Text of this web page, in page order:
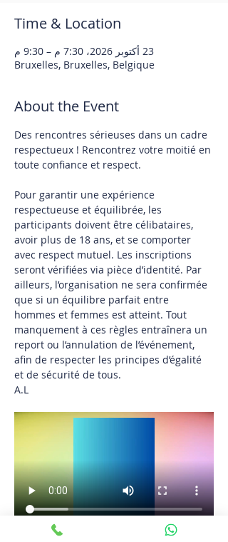
Time & Location
23 أكتوبر 2026، 7:30 م – 9:30 م
Bruxelles, Bruxelles, Belgique
About the Event
Des rencontres sérieuses dans un cadre
respectueux ! Rencontrez votre moitié en
toute confiance et respect.
Pour garantir une expérience
respectueuse et équilibrée, les
participants doivent être célibataires,
avoir plus de 18 ans, et se comporter
avec respect mutuel. Les inscriptions
seront vérifiées via pièce d’identité. Par
ailleurs, l’organisation ne sera confirmée
que si un équilibre parfait entre
hommes et femmes est atteint. Tout
manquement à ces règles entraînera un
report ou l’annulation de l’événement,
afin de respecter les principes d’égalité
et de sécurité de tous.
A.L